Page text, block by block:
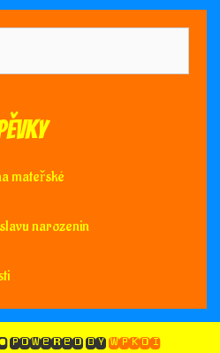
mateřské
narozenin
Powered byWPKoi